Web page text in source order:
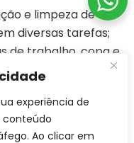
experiência de
conteúdo
Ao clicar em
e limpeza de um
diversas tarefas;
de trabalho, copa e
da vaga